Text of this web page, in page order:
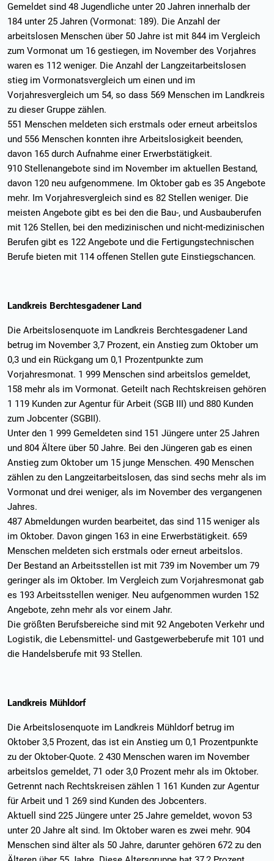
Gemeldet sind 48 Jugendliche unter 20 Jahren innerhalb der
184 unter 25 Jahren (Vormonat: 189). Die Anzahl der
arbeitslosen Menschen über 50 Jahre ist mit 844 im Vergleich
zum Vormonat um 16 gestiegen, im November des Vorjahres
waren es 112 weniger. Die Anzahl der Langzeitarbeitslosen
stieg im Vormonatsvergleich um einen und im
Vorjahresvergleich um 54, so dass 569 Menschen im Landkreis
zu dieser Gruppe zählen.
551 Menschen meldeten sich erstmals oder erneut arbeitslos
und 556 Menschen konnten ihre Arbeitslosigkeit beenden,
davon 165 durch Aufnahme einer Erwerbstätigkeit.
910 Stellenangebote sind im November im aktuellen Bestand,
davon 120 neu aufgenommene. Im Oktober gab es 35 Angebote
mehr. Im Vorjahresvergleich sind es 82 Stellen weniger. Die
meisten Angebote gibt es bei den die Bau-, und Ausbauberufen
mit 126 Stellen, bei den medizinischen und nicht-medizinischen
Berufen gibt es 122 Angebote und die Fertigungstechnischen
Berufe bieten mit 114 offenen Stellen gute Einstiegschancen.
Landkreis Berchtesgadener Land
Die Arbeitslosenquote im Landkreis Berchtesgadener Land
betrug im November 3,7 Prozent, ein Anstieg zum Oktober um
0,3 und ein Rückgang um 0,1 Prozentpunkte zum
Vorjahresmonat. 1 999 Menschen sind arbeitslos gemeldet,
158 mehr als im Vormonat. Geteilt nach Rechtskreisen gehören
1 119 Kunden zur Agentur für Arbeit (SGB III) und 880 Kunden
zum Jobcenter (SGBII).
Unter den 1 999 Gemeldeten sind 151 Jüngere unter 25 Jahren
und 804 Ältere über 50 Jahre. Bei den Jüngeren gab es einen
Anstieg zum Oktober um 15 junge Menschen. 490 Menschen
zählen zu den Langzeitarbeitslosen, das sind sechs mehr als im
Vormonat und drei weniger, als im November des vergangenen
Jahres.
487 Abmeldungen wurden bearbeitet, das sind 115 weniger als
im Oktober. Davon gingen 163 in eine Erwerbstätigkeit. 659
Menschen meldeten sich erstmals oder erneut arbeitslos.
Der Bestand an Arbeitsstellen ist mit 739 im November um 79
geringer als im Oktober. Im Vergleich zum Vorjahresmonat gab
es 193 Arbeitsstellen weniger. Neu aufgenommen wurden 152
Angebote, zehn mehr als vor einem Jahr.
Die größten Berufsbereiche sind mit 92 Angeboten Verkehr und
Logistik, die Lebensmittel- und Gastgewerbeberufe mit 101 und
die Handelsberufe mit 93 Stellen.
Landkreis Mühldorf
Die Arbeitslosenquote im Landkreis Mühldorf betrug im
Oktober 3,5 Prozent, das ist ein Anstieg um 0,1 Prozentpunkte
zu der Oktober-Quote. 2 430 Menschen waren im November
arbeitslos gemeldet, 71 oder 3,0 Prozent mehr als im Oktober.
Getrennt nach Rechtskreisen zählen 1 161 Kunden zur Agentur
für Arbeit und 1 269 sind Kunden des Jobcenters.
Aktuell sind 225 Jüngere unter 25 Jahre gemeldet, wovon 53
unter 20 Jahre alt sind. Im Oktober waren es zwei mehr. 904
Menschen sind älter als 50 Jahre, darunter gehören 672 zu den